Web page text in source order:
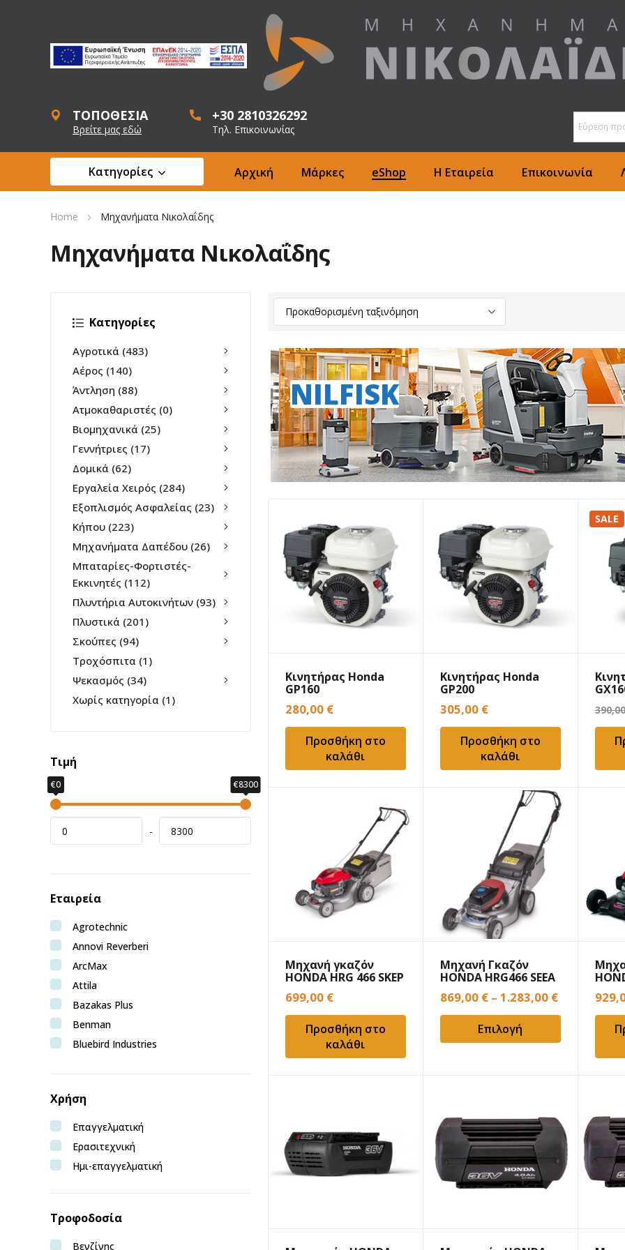
ΤΟΠΟΘΕΣΙΑ
Βρείτε μας εδώ
+30 2810326292
Τηλ. Επικοινωνίας
Κατηγορίες Αρχική Μάρκες eShop Η Εταιρεία Επικοινωνία
Home Μηχανήματα Νικολαΐδης
Μηχανήματα Νικολαΐδης
Κατηγορίες
Αγροτικά (483)
Αέρος (140)
Άντληση (88)
Ατμοκαθαριστές (0)
Βιομηχανικά (25)
Γεννήτριες (17)
Δομικά (62)
Εργαλεία Χειρός (284)
Εξοπλισμός Ασφαλείας (23)
Κήπου (223)
Μηχανήματα Δαπέδου (26)
Μπαταρίες-Φορτιστές-
Εκκινητές (112)
Πλυντήρια Αυτοκινήτων (93)
Πλυστικά (201)
Σκούπες (94)
Τροχόσπιτα (1)
Ψεκασμός (34)
Χωρίς κατηγορία (1)
Τιμή
€0 €8300
-
Εταιρεία
Agrotechnic
Annovi Reverberi
ArcMax
Attila
Bazakas Plus
Benman
Bluebird Industries
Bulle
Castelgarden
Craftop
Deca
EGO
Epoca
Χρήση
Επαγγελματική
Ερασιτεχνική
Ημι-επαγγελματική
Τροφοδοσία
Βενζίνης
NILFISK
Κινητήρας Honda
GP160
280,00 €
Προσθήκη στο
καλάθι
Κινητήρας Honda
GP200
305,00 €
Προσθήκη στο
καλάθι
SALE
Μηχανή γκαζόν
HONDA HRG 466 SKEP
699,00 €
Προσθήκη στο
καλάθι
Μηχανή Γκαζόν
HONDA HRG466 SEEA
μπαταρίας
869,00 €– 1.283,00 €
Επιλογή
VKEA